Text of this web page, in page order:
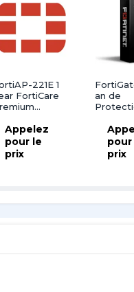
221E 1
FortiCare
Appelez
pour le
prix
an de
les
(UTP)
Premium
pour
prix